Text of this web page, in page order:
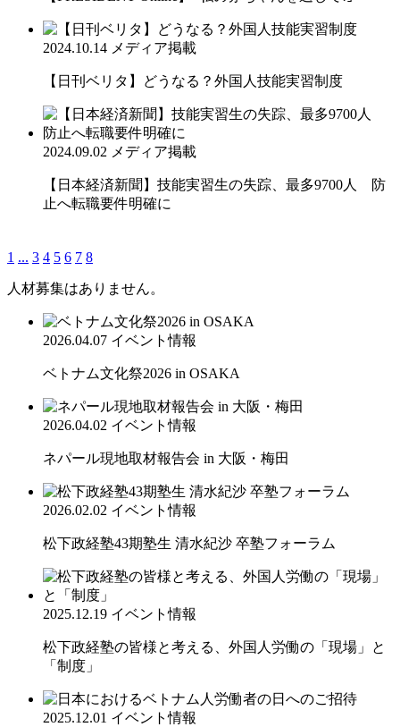
2024.10.14 メディア掲載
【日刊ベリタ】どうなる？外国人技能実習制度
2024.09.02 メディア掲載
【日本経済新聞】技能実習生の失踪、最多9700人 防
止へ転職要件明確に
1 ... 3 4 5 6 7 8
人材募集はありません。
2026.04.07 イベント情報
ベトナム文化祭2026 in OSAKA
2026.04.02 イベント情報
ネパール現地取材報告会 in 大阪・梅田
2026.02.02 イベント情報
松下政経塾43期塾生 清水紀沙 卒塾フォーラム
2025.12.19 イベント情報
松下政経塾の皆様と考える、外国人労働の「現場」と
「制度」
2025.12.01 イベント情報